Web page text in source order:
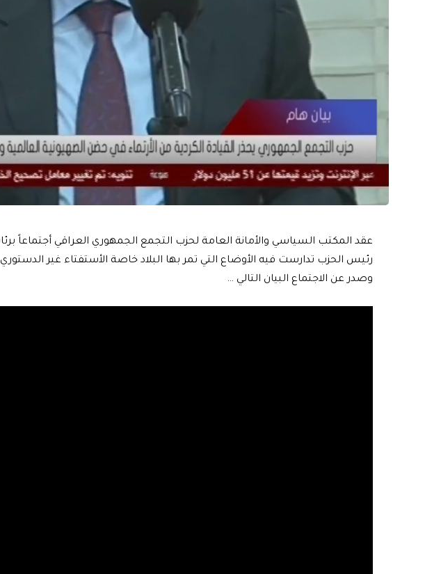
عقد المكتب السياسي والأمانة العامة لحزب التجمع الجمهوري العراقي أجتماعاً
رئيس الحزب تدارست فيه الأوضاع التي تمر بها البلاد خاصة الأستفتاء غير
وصدر عن الاجتماع البيان التالي …